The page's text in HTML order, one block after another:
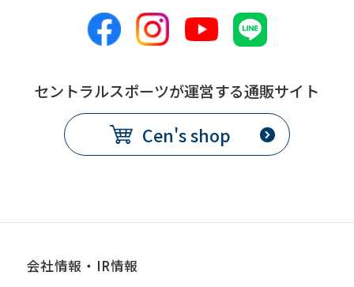
セントラルスポーツが運営する通販サイト
Cen's shop
会社情報・IR情報